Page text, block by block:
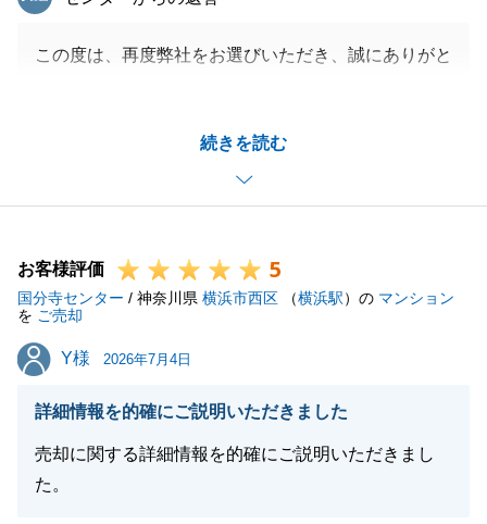
続きを読む
この度は、再度弊社をお選びいただき、誠にありがと
出来ましたこと、大変うれしく思います。
また、ご相談事等ございましたら、お気軽にご連絡い
ただけると幸いです。
お客様評価 5
国分寺センター / 神奈川県 横浜市西区 （横浜駅）の マンション
を ご売却
Y様
Y様 2026年7月4日
詳細情報を的確にご説明いただきました
売却に関する詳細情報を的確にご説明いただきまし
た。